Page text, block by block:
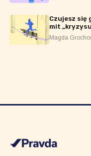
Czujesz się
mit
Magda